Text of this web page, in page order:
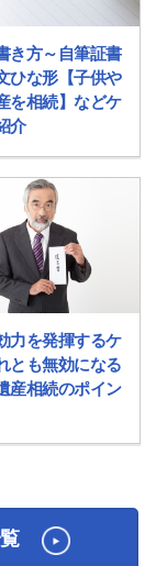
き方～自筆証書
ひな形【子供や
を相続】などケ
介
力を発揮するケ
とも無効になる
産相続のポイン